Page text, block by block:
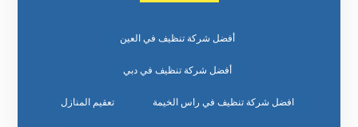
أفضل شركة تنظيف في العين
أفضل شركة تنظيف في دبي
افضل شركة تنظيف في راس الخيمة تعقيم المنازل